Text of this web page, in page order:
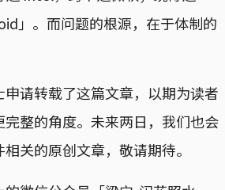
」。而问题的根源，在于体制的
请转载了这篇文章，以期为读者
整的角度。未来两日，我们也会
关的原创文章，敬请期待。